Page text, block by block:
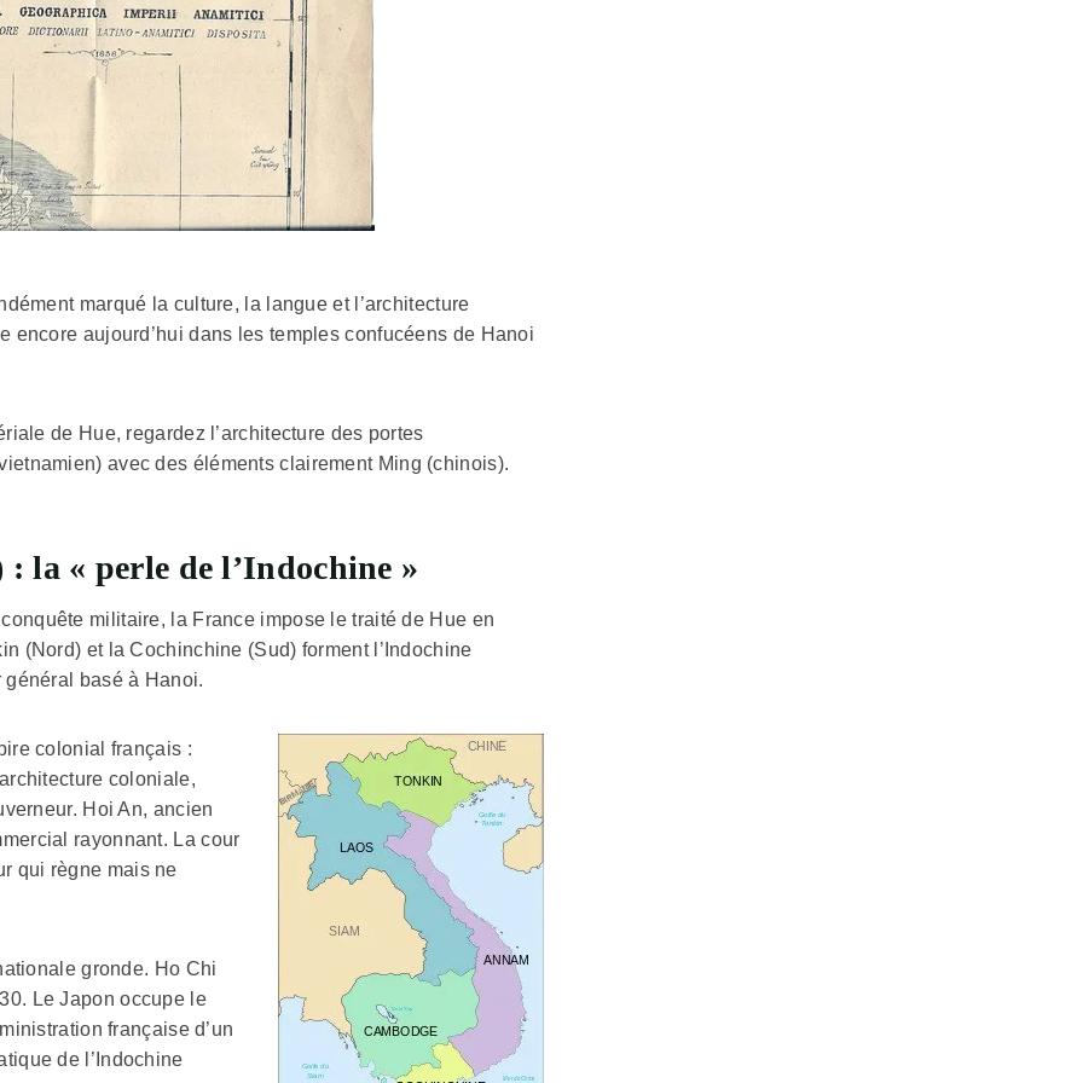
marqué la culture, la langue et l’architecture
encore aujourd’hui dans les temples confucéens de Hanoi
de Hue, regardez l’architecture des portes
avec des éléments clairement Ming (chinois).
la « perle de l’Indochine »
militaire, la France impose le traité de Hue en
(Nord) et la Cochinchine (Sud) forment l’Indochine
général basé à Hanoi.
colonial français :
coloniale,
Hoi An, ancien
rayonnant. La cour
qui règne mais ne
gronde. Ho Chi
Le Japon occupe le
française d’un
de l’Indochine